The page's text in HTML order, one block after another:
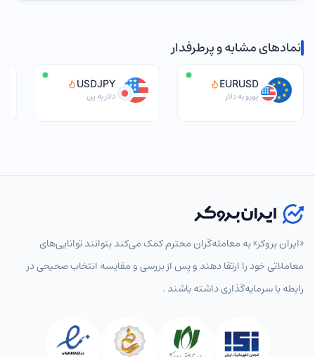
نمادهای مشابه و پرطرفدار
EURUSD
یورو به دلار
USDJPY
دلار به ین
انتخاب نماد
EURUSD یورو به دلار
«ایران بروکر» به معامله‌گران محترم کمک می‌کند بتوانند توانایی‌های
معاملاتی خود را ارتقا دهند و پس از بررسی و مقایسه انتخاب‌ صحیحی در
رابطه با سرمایه‌گذاری داشته باشند .